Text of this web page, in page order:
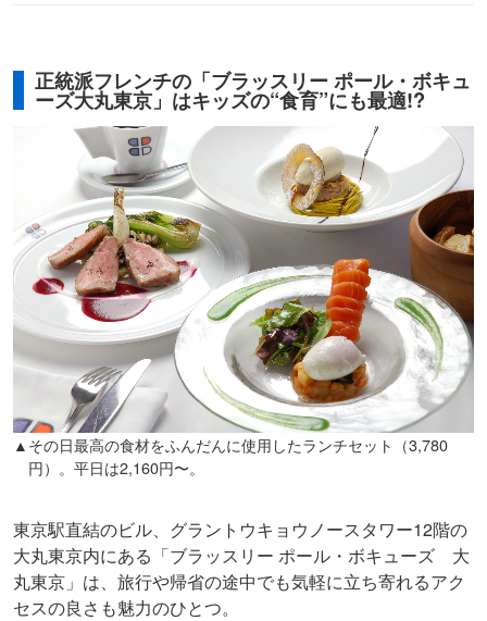
正統派フレンチの「ブラッスリー ポール・ボキュ
ーズ大丸東京」はキッズの“食育”にも最適!?
▲その日最高の食材をふんだんに使用したランチセット（3,780
円）。平日は2,160円〜。
東京駅直結のビル、グラントウキョウノースタワー12階の
大丸東京内にある「ブラッスリー ポール・ボキューズ 大
丸東京」は、旅行や帰省の途中でも気軽に立ち寄れるアク
セスの良さも魅力のひとつ。